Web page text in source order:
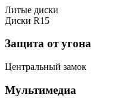
Литые диски
Диски R15
Защита от угона
Центральный замок
Мультимедиа